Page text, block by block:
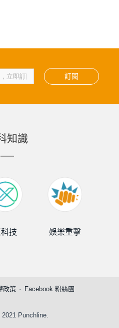
訂閱
知識
技 娛樂重擊
政策 Facebook 粉絲團
Punchline.